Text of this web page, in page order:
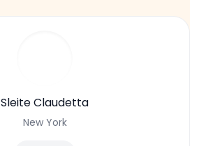
Sleite Claudetta
New York